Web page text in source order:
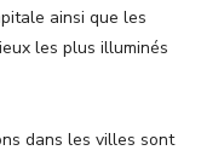
ainsi que les
les plus illuminés
dans les villes sont